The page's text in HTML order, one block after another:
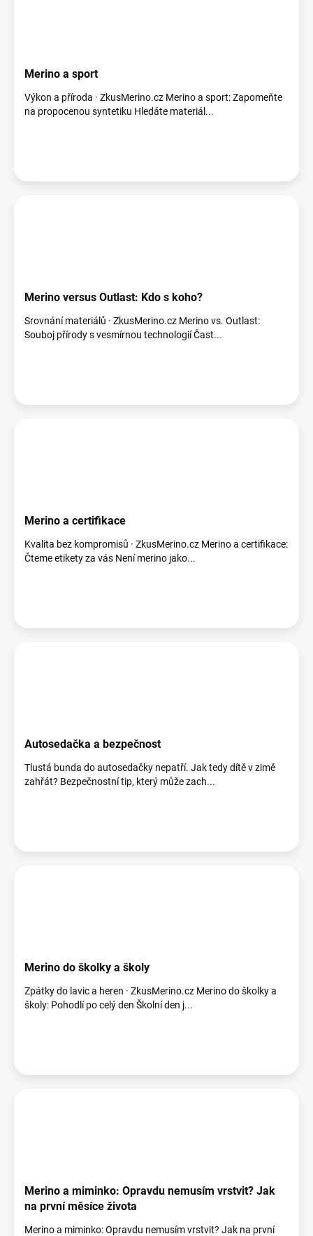
Merino a sport
Výkon a příroda · ZkusMerino.cz Merino a sport: Zapomeňte
na propocenou syntetiku Hledáte materiál...
Merino versus Outlast: Kdo s koho?
Srovnání materiálů · ZkusMerino.cz Merino vs. Outlast:
Souboj přírody s vesmírnou technologií Čast...
Merino a certifikace
Kvalita bez kompromisů · ZkusMerino.cz Merino a certifikace:
Čteme etikety za vás Není merino jako...
Autosedačka a bezpečnost
Tlustá bunda do autosedačky nepatří. Jak tedy dítě v zimě
zahřát? Bezpečnostní tip, který může zach...
Merino do školky a školy
Zpátky do lavic a heren · ZkusMerino.cz Merino do školky a
školy: Pohodlí po celý den Školní den j...
Merino a miminko: Opravdu nemusím vrstvit? Jak
na první měsíce života
Merino a miminko: Opravdu nemusím vrstvit? Jak na první